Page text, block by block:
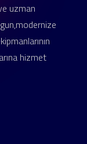
uzman
hizmet